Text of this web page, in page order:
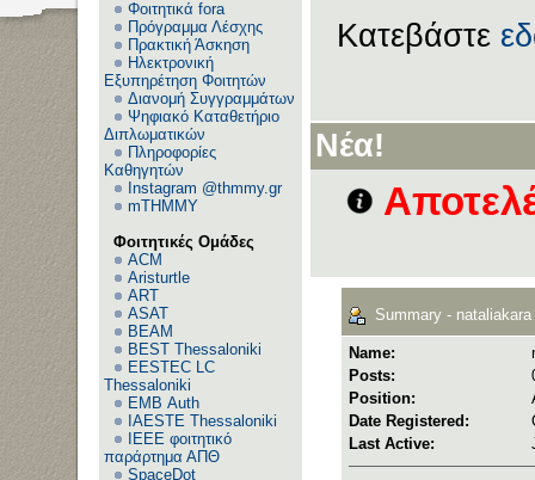
Φοιτητικά fora
Πρόγραμμα Λέσχης
Πρακτική Άσκηση
Ηλεκτρονική
Εξυπηρέτηση Φοιτητών
Διανομή Συγγραμμάτων
Ψηφιακό Καταθετήριο
Διπλωματικών
Πληροφορίες
Καθηγητών
Instagram @thmmy.gr
mTHMMY
Φοιτητικές Ομάδες
ACM
Aristurtle
ART
ASAT
BEAM
BEST Thessaloniki
EESTEC LC
Thessaloniki
EΜΒ Auth
IAESTE Thessaloniki
IEEE φοιτητικό
παράρτημα ΑΠΘ
SpaceDot
Κατεβάστε
Νέα!
Summary - nataliakara
Name:
Posts:
Position:
Date Registered:
Last Active: